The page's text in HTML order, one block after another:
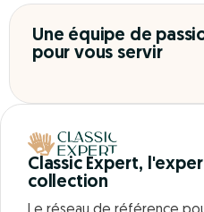
Une équipe de
pour vous servir
Classic Expert,
collection